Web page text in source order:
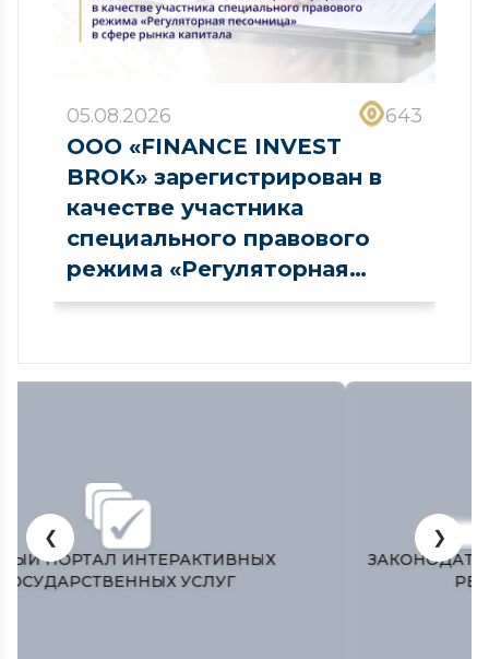
05.08.2026 643
ООО «FINANCE INVEST
BROK» зарегистрирован в
качестве участника
специального правового
режима «Регуляторная
песочница» в сфере рынка
ЗАКОНОДАТЕЛЬНАЯ ПАЛАТА ОЛИЙ МАЖЛИСА
РЕСПУБЛИКИ УЗБЕКИСТАН
❮ ❯